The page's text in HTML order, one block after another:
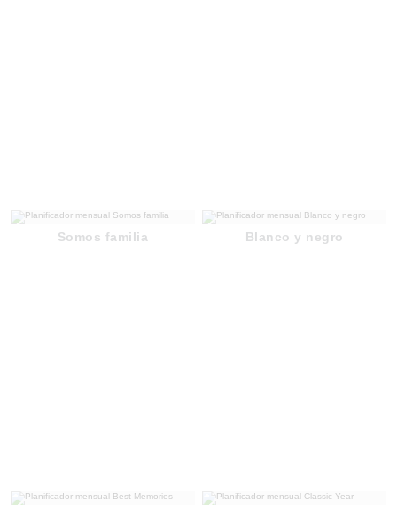
Somos familia Blanco y negro